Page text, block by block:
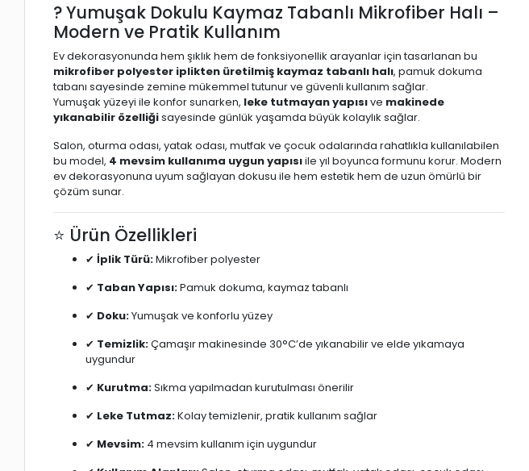
? Yumuşak Dokulu Kaymaz Tabanlı Mikrofiber Halı –
Modern ve Pratik Kullanım
Ev dekorasyonunda hem şıklık hem de fonksiyonellik arayanlar için tasarlanan bu
mikrofiber polyester iplikten üretilmiş kaymaz tabanlı halı, pamuk dokuma
tabanı sayesinde zemine mükemmel tutunur ve güvenli kullanım sağlar.
Yumuşak yüzeyi ile konfor sunarken, leke tutmayan yapısıve makinede
yıkanabilir özelliğisayesinde günlük yaşamda büyük kolaylık sağlar.
Salon, oturma odası, yatak odası, mutfak ve çocuk odalarında rahatlıkla kullanılabilen
bu model, 4 mevsim kullanıma uygun yapısıile yıl boyunca formunu korur. Modern
ev dekorasyonuna uyum sağlayan dokusu ile hem estetik hem de uzun ömürlü bir
çözüm sunar.
⭐ Ürün Özellikleri
✔İplik Türü:Mikrofiber polyester
✔ Taban Yapısı:Pamuk dokuma, kaymaz tabanlı
✔ Doku:Yumuşak ve konforlu yüzey
✔ Temizlik:Çamaşır makinesinde 30°C’de yıkanabilir ve elde yıkamaya
uygundur
✔ Kurutma:Sıkma yapılmadan kurutulması önerilir
✔ Leke Tutmaz:Kolay temizlenir, pratik kullanım sağlar
✔ Mevsim: 4 mevsim kullanım için uygundur